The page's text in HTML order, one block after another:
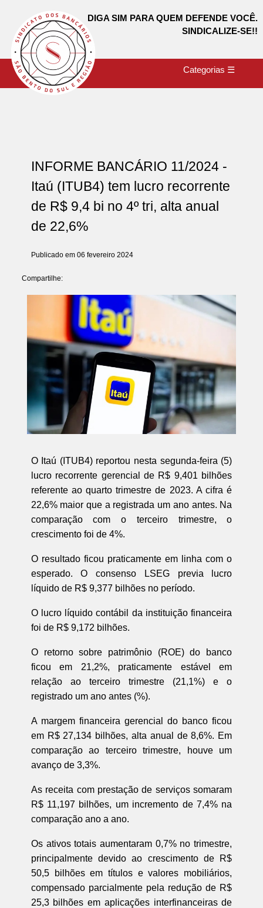
DIGA SIM PARA QUEM DEFENDE VOCÊ.
SINDICALIZE-SE!!
Categorias ☰
INFORME BANCÁRIO 11/2024 -
Itaú (ITUB4) tem lucro recorrente
de R$ 9,4 bi no 4º tri, alta anual
de 22,6%
Publicado em 06 fevereiro 2024
Compartilhe:
O Itaú (ITUB4) reportou nesta segunda-feira (5)
lucro recorrente gerencial de R$ 9,401 bilhões
referente ao quarto trimestre de 2023. A cifra é
22,6% maior que a registrada um ano antes. Na
comparação com o terceiro trimestre, o
crescimento foi de 4%.
O resultado ficou praticamente em linha com o
esperado. O consenso LSEG previa lucro
líquido de R$ 9,377 bilhões no período.
O lucro líquido contábil da instituição financeira
foi de R$ 9,172 bilhões.
O retorno sobre patrimônio (ROE) do banco
ficou em 21,2%, praticamente estável em
relação ao terceiro trimestre (21,1%) e o
registrado um ano antes (%).
A margem financeira gerencial do banco ficou
em R$ 27,134 bilhões, alta anual de 8,6%. Em
comparação ao terceiro trimestre, houve um
avanço de 3,3%.
As receita com prestação de serviços somaram
R$ 11,197 bilhões, um incremento de 7,4% na
comparação ano a ano.
Os ativos totais aumentaram 0,7% no trimestre,
principalmente devido ao crescimento de R$
50,5 bilhões em títulos e valores mobiliários,
compensado parcialmente pela redução de R$
25,3 bilhões em aplicações interfinanceiras de